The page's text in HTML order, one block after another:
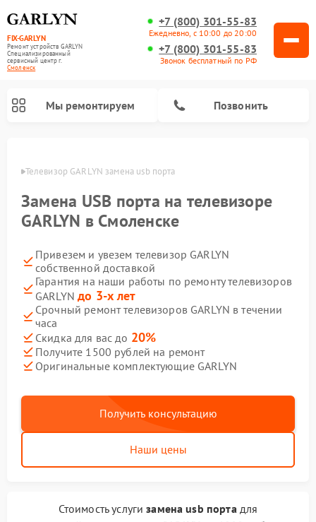
FIX-GARLYN
Ремонт устройств GARLYN
Специализированный
cервисный центр г.
Смоленск
+7 (800) 301-55-83
Ежедневно, с 10:00 до 20:00
+7 (800) 301-55-83
Звонок бесплатный по РФ
Мы ремонтируем Позвонить
Телевизор GARLYN замена usb порта
Замена USB порта на телевизоре
GARLYN в Смоленске
Привезем и увезем телевизор GARLYN
собственной доставкой
Гарантия на наши работы по ремонту телевизоров
GARLYNдо 3-х лет
Срочный ремонт телевизоров GARLYN в течении
часа
Скидка для вас до 20%
Получите 1500 рублей на ремонт
Оригинальные комплектующие GARLYN
Получить консультацию
Наши цены
Стоимость услугизамена usb портадля